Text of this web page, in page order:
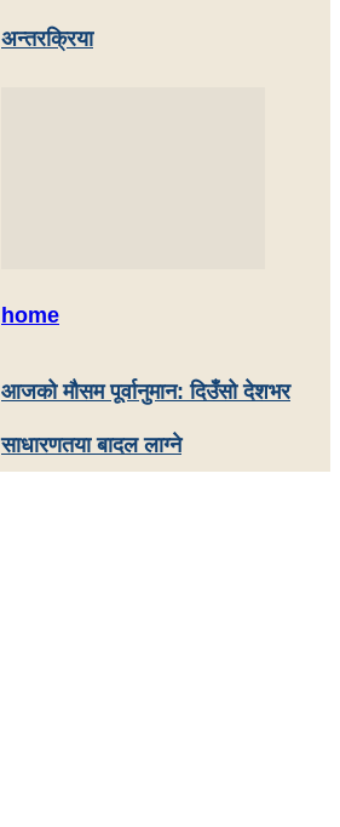
अन्तरक्रिया
home
आजको मौसम पूर्वानुमान: दिउँसो देशभर
साधारणतया बादल लाग्ने